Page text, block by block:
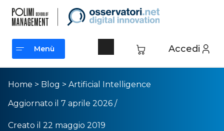
Accedi
Menù
Menù
Home > Blog > Artificial Intelligence
Aggiornato il 7 aprile 2026 /
Creato il 22 maggio 2019